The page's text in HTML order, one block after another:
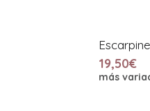
19,50€
más